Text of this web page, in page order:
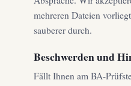
mehreren Dateien
sauberer durch.
Beschwerden und
Fällt Ihnen am BA-